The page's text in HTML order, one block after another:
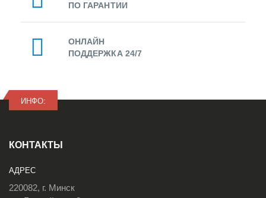
ПО ГАРАНТИИ
ОНЛАЙН
ПОДДЕРЖКА 24/7
ИНФО:
КОНТАКТЫ
АДРЕС
220082, г. Минск